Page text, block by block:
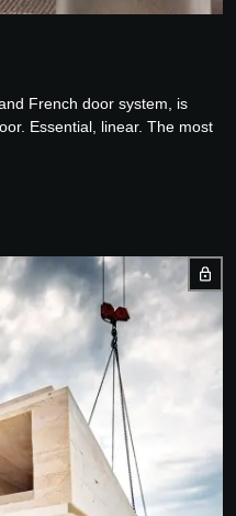
French door system, is
Essential, linear. The most